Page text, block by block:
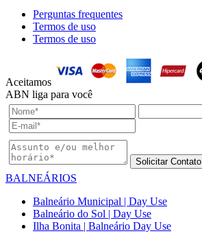
Perguntas frequentes
Termos de uso
Termos de uso
Aceitamos
ABN liga para você
Solicitar Contato
BALNEÁRIOS
Balneário Municipal | Day Use
Balneário do Sol | Day Use
Ilha Bonita | Balneário Day Use